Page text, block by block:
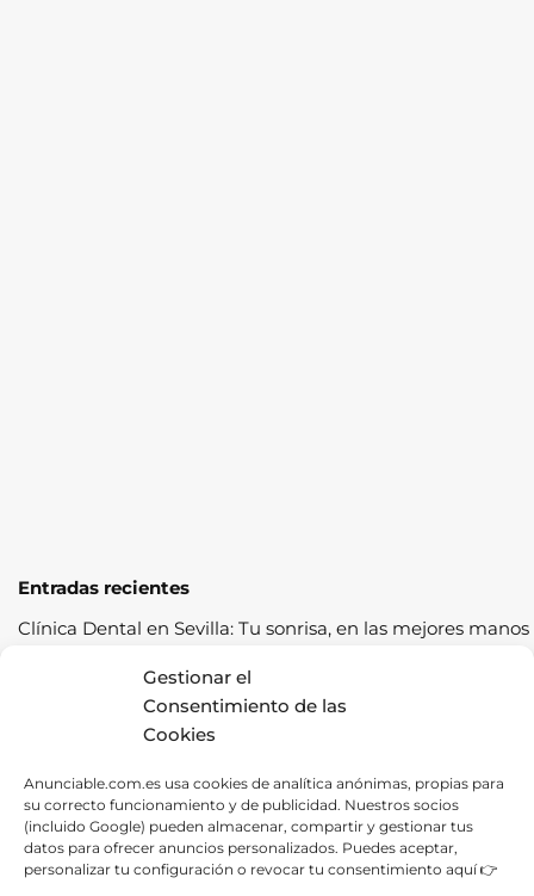
Gestionar el
Consentimiento de las
Cookies
Anunciable.com.es usa cookies de analítica anónimas, propias para
su correcto funcionamiento y de publicidad. Nuestros socios
(incluido Google) pueden almacenar, compartir y gestionar tus
datos para ofrecer anuncios personalizados. Puedes aceptar,
personalizar tu configuración o revocar tu consentimiento aquí 👉
Entradas recientes
Clínica Dental en Sevilla: Tu sonrisa, en las mejores manos
Cómo pasar la ITV a la primera: guía completa con
consejos prácticos
Los cereales sostenibles representan una oportunidad de
Fábrica de Canapés en Barcelona: La Mejor Opción para
tu Descanso
Las ventajas de contratar una empresa de alquiler de